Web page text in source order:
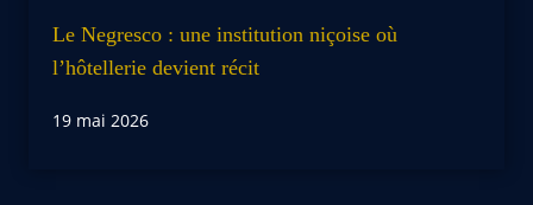
Le Negresco : une institution niçoise où
l’hôtellerie devient récit
19 mai 2026